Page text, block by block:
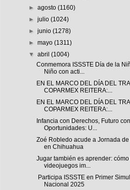
►agosto(1160)
►julio(1024)
►junio(1278)
►mayo(1311)
▼abril(1004)
Conmemora ISSSTE Día de la
Niño con acti...
EN EL MARCO DEL DÍA DEL
COPARMEX REITERA:...
EN EL MARCO DEL DÍA DEL
COPARMEX REITERA:...
Infancia con Derechos, Futuro con
Oportunidades: U...
Zoé Robledo acude a Jornada de
en Chihuahua
Jugar también es aprender:
videojuegos im...
Participa ISSSTE en Primer
Nacional 2025